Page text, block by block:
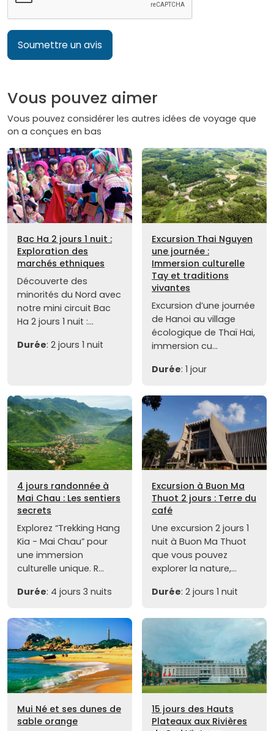
Soumettre un avis
Vous pouvez aimer
Vous pouvez considérer les autres idées de voyage que
on a conçues en bas
Bac Ha 2 jours 1 nuit :
Exploration des
marchés ethniques
Découverte des
minorités du Nord avec
notre mini circuit Bac
Ha 2 jours 1 nuit :...
Durée: 2 jours 1 nuit
Excursion Thai Nguyen
une journée :
Immersion culturelle
Tay et traditions
vivantes
Excursion d’une journée
de Hanoi au village
écologique de Thaï Hai,
immersion cu...
Durée: 1 jour
4 jours randonnée à
Mai Chau : Les sentiers
secrets
Explorez “Trekking Hang
Kia - Mai Chau” pour
une immersion
culturelle unique. R...
Durée: 4 jours 3 nuits
Excursion à Buon Ma
Thuot 2 jours : Terre du
café
Une excursion 2 jours 1
nuit à Buon Ma Thuot
que vous pouvez
explorer la nature,...
Durée: 2 jours 1 nuit
Mui Né et ses dunes de
sable orange
15 jours des Hauts
Plateaux aux Rivières